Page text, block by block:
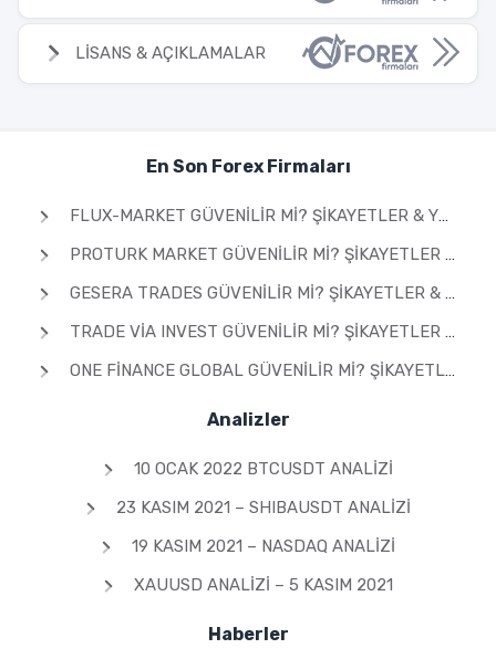
LİSANS & AÇIKLAMALAR
En Son Forex Firmaları
FLUX-MARKET GÜVENILIR MI? ŞIKAYETLER & YORUMLAR 2026
PROTURK MARKET GÜVENILIR MI? ŞIKAYETLER & YORUMLAR 2026
GESERA TRADES GÜVENILIR MI? ŞIKAYETLER & YORUMLAR 2026
TRADE VIA INVEST GÜVENILIR MI? ŞIKAYETLER & YORUMLAR 2026
ONE FINANCE GLOBAL GÜVENILIR MI? ŞIKAYETLER & YORUMLAR 2026
Analizler
10 OCAK 2022 BTCUSDT ANALIZI
23 KASIM 2021 – SHIBAUSDT ANALIZI
19 KASIM 2021 – NASDAQ ANALIZI
XAUUSD ANALIZI – 5 KASIM 2021
Haberler